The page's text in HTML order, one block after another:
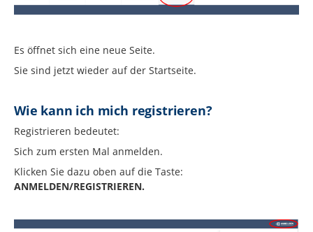
Es öffnet sich eine neue Seite.
Sie sind jetzt wieder auf der Startseite.
Wie kann ich mich registrieren?
Registrieren bedeutet:
Sich zum ersten Mal anmelden.
Klicken Sie dazu oben auf die Taste:
ANMELDEN/REGISTRIEREN.